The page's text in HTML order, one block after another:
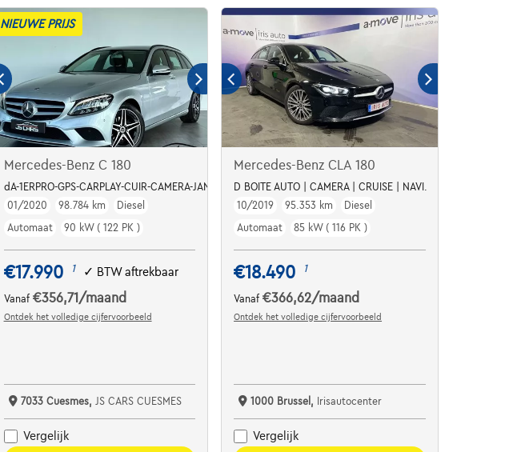
NIEUWE PRIJS
Mercedes-Benz C 180
dA-1ERPRO-GPS-CARPLAY-CUIR-CAMERA-JANTES19-PDC
01/2020
98.784 km
Diesel
Automaat
90 kW ( 122 PK )
€17.990 1 ✓ BTW aftrekbaar
Vanaf €356,71 /maand
Ontdek het volledige cijfervoorbeeld
7033 Cuesmes, JS CARS CUESMES
Vergelijk
Mercedes-Benz CLA 180
D BOITE AUTO | CAMERA | CRUISE | NAVI.
10/2019
95.353 km
Diesel
Automaat
85 kW ( 116 PK )
€18.490 1
Vanaf€366,62/maand
Ontdek het volledige cijfervoorbeeld
1000 Brussel, Irisautocenter
Vergelijk